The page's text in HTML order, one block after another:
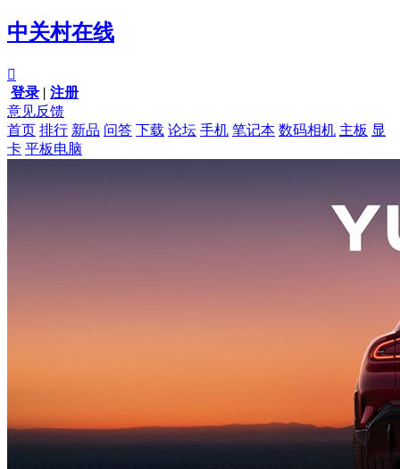
中关村在线

登录 | 注册
意见反馈
首页 排行 新品 问答 下载 论坛 手机 笔记本 数码相机 主板 显
卡 平板电脑